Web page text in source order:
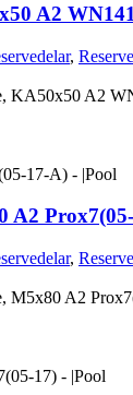
A2
,
KA50x50 A2
A2
,
M5x80 A2